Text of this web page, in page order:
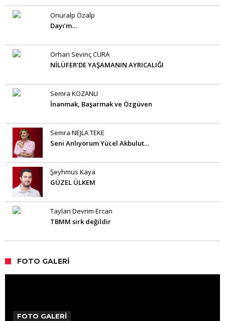
Onuralp Özalp
Dayı’m…
Orhan Sevinç CURA
NİLÜFER’DE YAŞAMANIN AYRICALIĞI
Semra KOZANLI
İnanmak, Başarmak ve Özgüven
Semra NEJLA TEKE
Seni Anlıyorum Yücel Akbulut…
Şeyhmus Kaya
GÜZEL ÜLKEM
Taylan Devrim Ercan
TBMM sirk değildir
FOTO GALERI
FOTO GALERİ